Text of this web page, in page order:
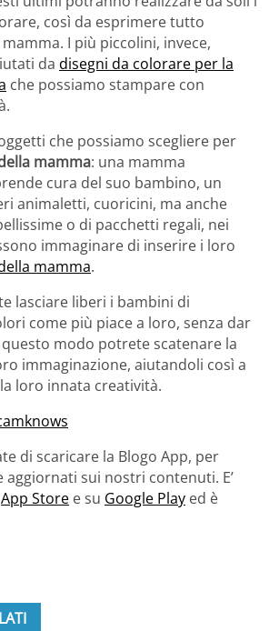
così da esprimere tutto
I più piccolini, invece,
da disegni da colorare per la
che possiamo stampare con
che possiamo scegliere per
mamma: una mamma
cura del suo bambino, un
animaletti, cuoricini, ma anche
o di pacchetti regali, nei
immaginare di inserire i loro
mamma.
lasciare liberi i bambini di
come più piace a loro, senza dar
modo potrete scatenare la
immaginazione, aiutandoli così a
loro innata creatività.
di scaricare la Blogo App, per
aggiornati sui nostri contenuti. E’
App Store e su Google Play ed è